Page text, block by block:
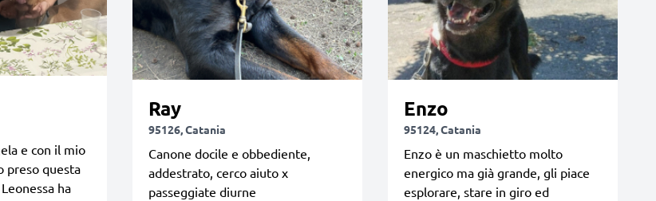
e con il mio
preso questa
ha
Ray
95126, Catania
Canone docile e obbediente,
addestrato, cerco aiuto x
passeggiate diurne
Enzo
95124, Catania
Enzo è un maschietto molto
energico ma già grande, gli piace
esplorare, stare in giro ed